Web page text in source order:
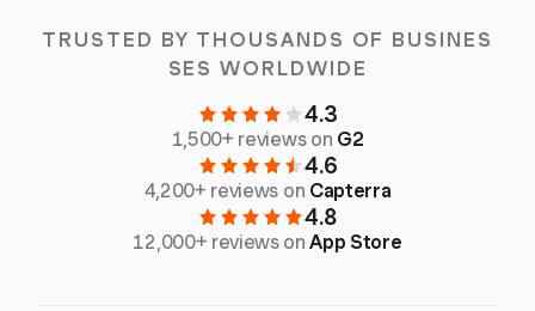
TRUSTED BY THOUSANDS OF BUSINES
SES WORLDWIDE
4.3
1,500+ reviews on G2
4.6
4,200+ reviews on Capterra
4.8
12,000+ reviews onApp Store